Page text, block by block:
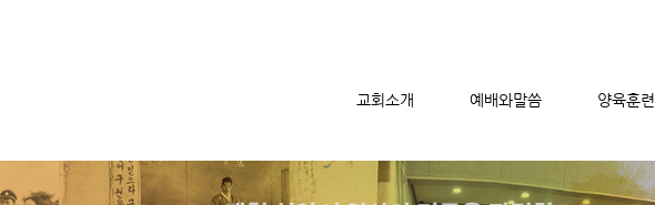
교회소개 예배와말씀 양육훈련
메뉴 건너뛰기